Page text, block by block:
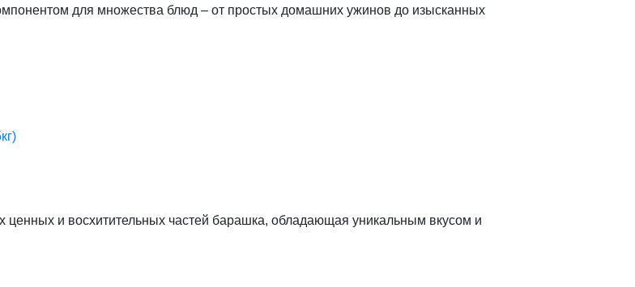
для множества блюд – от простых домашних ужинов до изысканных
ценных и восхитительных частей барашка, обладающая уникальным вкусом и